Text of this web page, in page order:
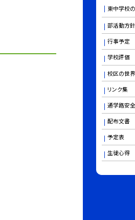
東中学校
部活動方針
行事予定
学校評価
校区の世
リンク集
通学路安全
配布文書
予定表
生徒心得